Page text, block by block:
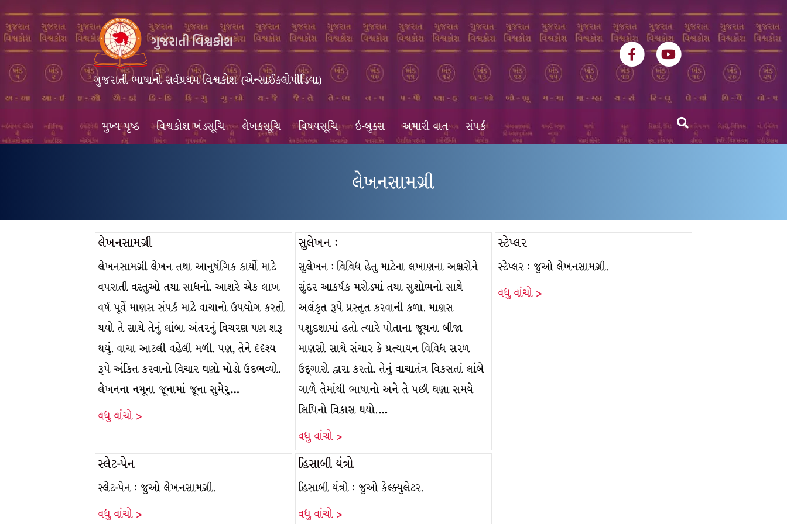
ગુજરાતી ભાષાનો સર્વપ્રથમ વિશ્વકોશ (એન્સાઈક્લોપીડિયા)
FacebookYoutube
મુખ્ય પૃષ્ઠ વિશ્વકોશ ખંડસૂચિ લેખકસૂચિ વિષયસૂચિ ઇ-બુક્સ અમારી વાત સંપર્ક
લેખનસામગ્રી
લેખનસામગ્રી
લેખનસામગ્રી લેખન તથા આનુષંગિક કાર્યો માટે
વપરાતી વસ્તુઓ તથા સાધનો. આશરે એક લાખ
વર્ષ પૂર્વે માણસ સંપર્ક માટે વાચાનો ઉપયોગ કરતો
થયો તે સાથે તેનું લાંબા અંતરનું વિચરણ પણ શરૂ
થયું. વાચા આટલી વહેલી મળી. પણ, તેને દૃદૃશ્ય
રૂપે અંકિત કરવાનો વિચાર ઘણો મોડો ઉદભવ્યો.
લેખનના નમૂના જૂનામાં જૂના સુમેરુ…
વધુ વાંચો >
સુલેખન :
સુલેખન : વિવિધ હેતુ માટેના લખાણના અક્ષરોને
સુંદર આકર્ષક મરોડમાં તથા સુશોભનો સાથે
અલંકૃત રૂપે પ્રસ્તુત કરવાની કળા. માણસ
પશુદશામાં હતો ત્યારે પોતાના જૂથના બીજા
માણસો સાથે સંચાર કે પ્રત્યાયન વિવિધ સરળ
ઉદ્ગારો દ્વારા કરતો. તેનું વાચાતંત્ર વિકસતાં લાંબે
ગાળે તેમાંથી ભાષાનો અને તે પછી ઘણા સમયે
લિપિનો વિકાસ થયો.…
વધુ વાંચો >
સ્ટેપ્લર
સ્ટેપ્લર : જુઓ લેખનસામગ્રી.
વધુ વાંચો >
સ્લેટ-પેન
સ્લેટ-પેન : જુઓ લેખનસામગ્રી.
વધુ વાંચો >
હિસાબી યંત્રો
હિસાબી યંત્રો : જુઓ કેલ્ક્યુલેટર.
વધુ વાંચો >